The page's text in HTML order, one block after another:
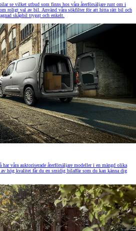
se vilket utbud som finns hos våra återförsäljare runt om i
roligt val av bil. Använd våra sökfilter för att hitta rätt bil och
skåpbil tryggt och enkelt.
har våra auktoriserade återförsäljare modeller i en mängd olika
hög kvalitet får du en smidig bilaffär som du kan känna dig